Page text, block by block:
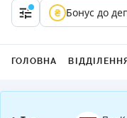
Бонус до
ГОЛОВНА ВІДДІЛЕННЯ